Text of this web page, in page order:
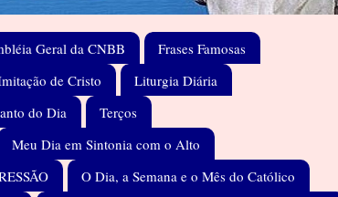
Geral da CNBB
Frases Famosas
de Cristo
Liturgia Diária
do Dia
Terços
Meu Dia em Sintonia com o Alto
O Dia, a Semana e o Mês do Católico